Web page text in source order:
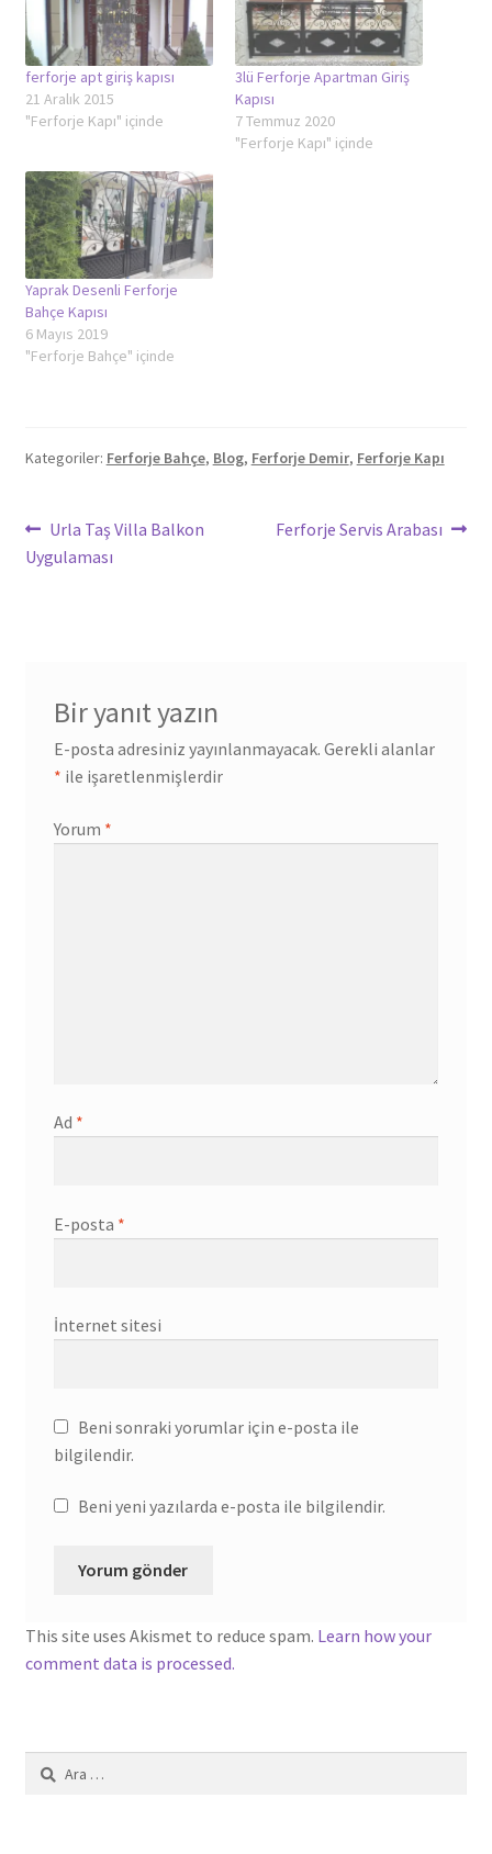
ferforje apt giriş kapısı
21 Aralık 2015
"Ferforje Kapı" içinde
3lü Ferforje Apartman Giriş
Kapısı
7 Temmuz 2020
"Ferforje Kapı" içinde
Yaprak Desenli Ferforje
Bahçe Kapısı
6 Mayıs 2019
"Ferforje Bahçe" içinde
Kategoriler: Ferforje Bahçe, Blog, Ferforje Demir, Ferforje Kapı
Yazı
gezinmesi
Önceki
yazı:
Urla Taş Villa Balkon
Uygulaması
Sonraki
Ferforje Servis Arabası
Bir yanıt yazın
E-posta adresiniz yayınlanmayacak. Gerekli alanlar
* ile işaretlenmişlerdir
Yorum *
Ad *
E-posta *
İnternet sitesi
Beni sonraki yorumlar için e-posta ile
bilgilendir.
Beni yeni yazılarda e-posta ile bilgilendir.
This site uses Akismet to reduce spam. Learn how your
comment data is processed.
Arama: